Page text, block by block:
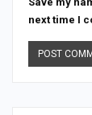
next time I